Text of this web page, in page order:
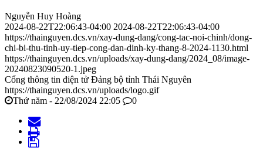
Nguyễn Huy Hoàng
2024-08-22T22:06:43-04:00 2024-08-22T22:06:43-04:00
https://thainguyen.dcs.vn/xay-dung-dang/cong-tac-noi-chinh/dong-
chi-bi-thu-tinh-uy-tiep-cong-dan-dinh-ky-thang-8-2024-1130.html
https://thainguyen.dcs.vn/uploads/xay-dung-dang/2024_08/image-
20240823090520-1.jpeg
Cổng thông tin điện tử Đảng bộ tỉnh Thái Nguyên
https://thainguyen.dcs.vn/uploads/logo.gif
Thứ năm - 22/08/2024 22:05
0